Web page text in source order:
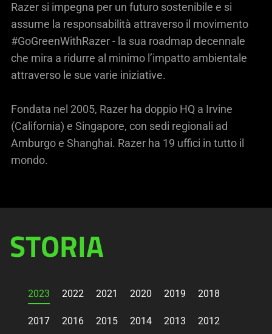
Razer si impegna per un futuro sostenibile e si
assume la responsabilità attraverso il movimento
#GoGreenWithRazer - la sua roadmap decennale
che mira a ridurre al minimo l’impatto ambientale
attraverso le sue varie iniziative.
Fondata nel 2005, Razer ha doppio HQ a Irvine
(California) e Singapore, con sedi regionali ad
Amburgo e Shanghai. Razer ha 19 uffici in tutto il
mondo.
STORIA
2023 2022 2021 2020 2019 2018
2017 2016 2015 2014 2013 2012